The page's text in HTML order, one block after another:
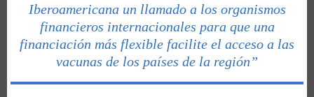
Iberoamericana un llamado a los organismos
financieros internacionales para que una
financiación más flexible facilite el acceso a las
vacunas de los países de la región”